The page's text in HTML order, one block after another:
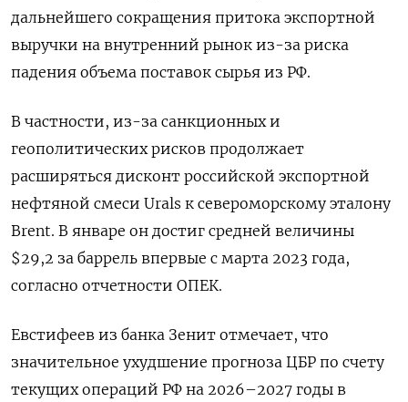
дальнейшего сокращения притока экспортной
выручки на внутренний рынок из-за риска
падения объема поставок сырья из РФ.
В частности, из-за ​санкционных и
геополитических рисков продолжает
расширяться дисконт российской экспортной
⁠нефтяной смеси Urals к североморскому эталону
Brent. В январе он достиг средней величины
$29,2 за баррель впервые с марта 2023 года,
согласно отчетности ОПЕК.
Евстифеев из банка Зенит отмечает, что
значительное ухудшение прогноза ЦБР по ‌счету
текущих операций РФ на 2026–2027 годы в